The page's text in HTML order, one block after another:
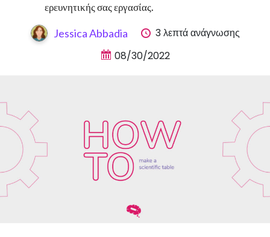
ερευνητικής σας εργασίας.
Jessica Abbadia
3 λεπτά ανάγνωσης
08/30/2022